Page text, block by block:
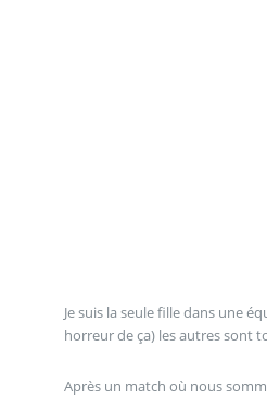
Je suis la seule fille dans une
horreur de ça) les autres sont
Après un match où nous